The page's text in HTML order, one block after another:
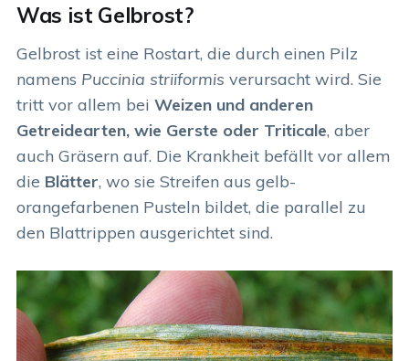
Was ist Gelbrost?
Gelbrost ist eine Rostart, die durch einen Pilz
namens Puccinia striiformis verursacht wird. Sie
tritt vor allem bei Weizen und anderen
Getreidearten, wie Gerste oder Triticale, aber
auch Gräsern auf. Die Krankheit befällt vor allem
die Blätter, wo sie Streifen aus gelb-
orangefarbenen Pusteln bildet, die parallel zu
den Blattrippen ausgerichtet sind.